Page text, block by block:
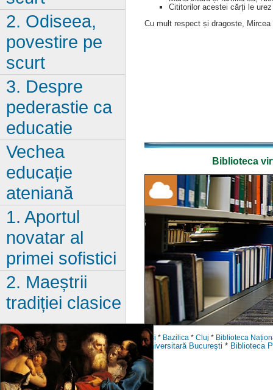
Cititorilor acestei cărți le
Cu mult respect și dragoste,
Biblioteca
Iași * Bazilica*Cluj * Biblioteca
Universitară Bucureşti * Biblioteca
2. Odiseea,
povestire pe
scurt
3. Despre
pederastie ca
educatie
Vechea
educație
ateniană
1. Aportul
novatar al
primei sofistici
2. Maeștrii
tradiției clasice